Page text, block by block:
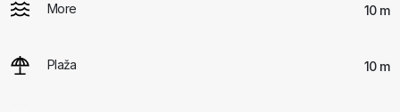
More 10 m
Plaža 10 m